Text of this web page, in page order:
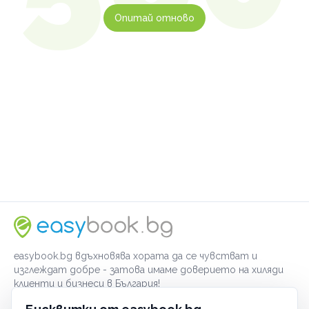
Опитай отново
easybook.bg вдъхновява хората да се чувстват и
изглеждат добре - затова имаме доверието на хиляди
клиенти и бизнеси в България!